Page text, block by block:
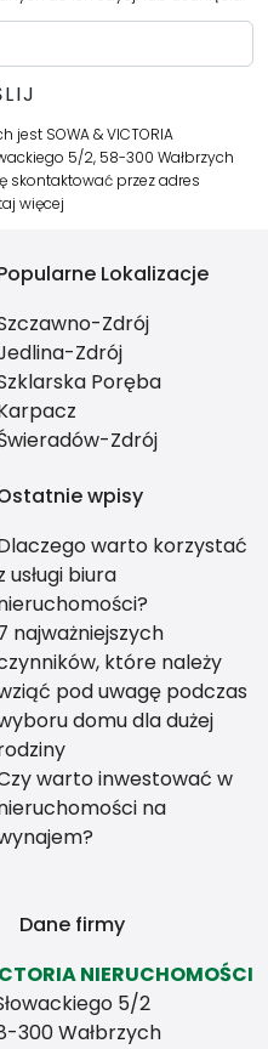
SOWA & VICTORIA
5/2, 58-300 Wałbrzych
skontaktować przez adres
więcej
Lokalizacje
Zdrój
Zdrój
Poręba
Zdrój
wpisy
warto korzystać
usługi biura
najważniejszych
które należy
pod uwagę podczas
domu dla dużej
warto inwestować w
na
Dane firmy
NIERUCHOMOŚCI
5/2
300 Wałbrzych